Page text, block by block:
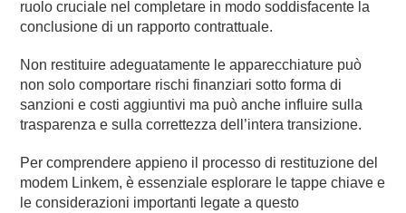
ruolo cruciale nel completare in modo soddisfacente la
conclusione di un rapporto contrattuale.
Non restituire adeguatamente le apparecchiature può
non solo comportare rischi finanziari sotto forma di
sanzioni e costi aggiuntivi ma può anche influire sulla
trasparenza e sulla correttezza dell’intera transizione.
Per comprendere appieno il processo di restituzione del
modem Linkem, è essenziale esplorare le tappe chiave e
le considerazioni importanti legate a questo